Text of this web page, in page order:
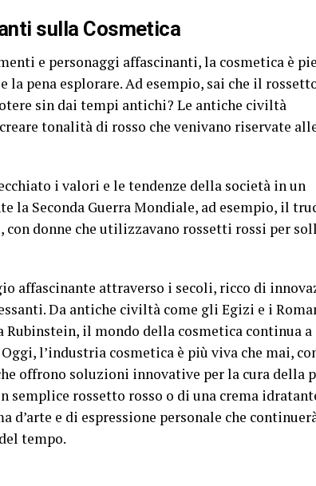
sulla Cosmetica
e personaggi affascinanti, la cosmetica è
pena esplorare. Ad esempio, sai che il
sin dai tempi antichi? Le antiche civiltà
tonalità di rosso che venivano riservate
i valori e le tendenze della società in un
la Seconda Guerra Mondiale, ad esempio, il
donne che utilizzavano rossetti rossi per
affascinante attraverso i secoli, ricco di
Da antiche civiltà come gli Egizi e i
il mondo della cosmetica continua
l’industria cosmetica è più viva che mai,
offrono soluzioni innovative per la cura della
semplice rossetto rosso o di una crema
d’arte e di espressione personale che
tempo.